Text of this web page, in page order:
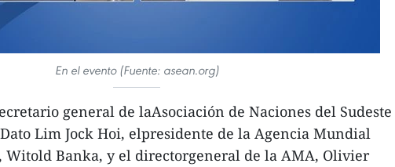
En el evento (Fuente: asean.org)
general de laAsociación de Naciones del Sudeste
Lim Jock Hoi, elpresidente de la Agencia Mundial
Witold Banka, y el directorgeneral de la AMA, Olivier